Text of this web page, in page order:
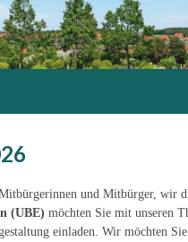
und Mitbürger, wir
(UBE) möchten Sie mit unseren
einladen. Wir möchten